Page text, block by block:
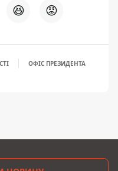
😆 😡
ОФІС ПРЕЗИДЕНТА